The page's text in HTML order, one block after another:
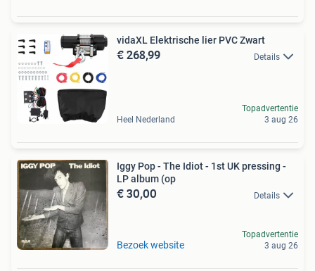
vidaXL Elektrische lier PVC Zwart
€ 268,99 Details
Heel Nederland
Topadvertentie
3 aug 26
Iggy Pop - The Idiot - 1st UK pressing -
LP album (op
€ 30,00 Details
Bezoek website
Topadvertentie
3 aug 26